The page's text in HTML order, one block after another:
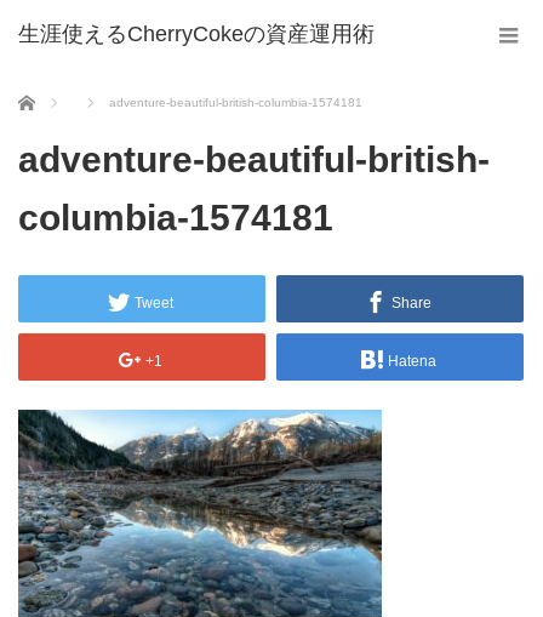
生涯使えるCherryCokeの資産運用術
ホーム adventure-beautiful-british-columbia-1574181
adventure-beautiful-british-
columbia-1574181
Tweet Share
+1 Hatena